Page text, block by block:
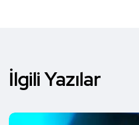
İlgili Yazılar